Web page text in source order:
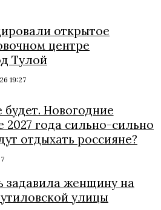
открытое
центре
Тулой
19:27
Новогодние
2027 года сильно-сильно
отдыхать россияне?
задавила женщину на
улицы